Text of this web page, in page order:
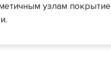
узлам